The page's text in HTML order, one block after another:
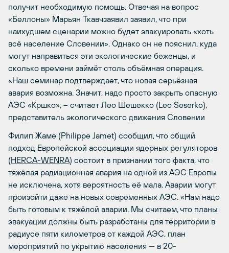
получит необходимую помощь. Отвечая на вопрос
«Беллоны» Марьян Ткавчзаявил заявил, что при
наихудшем сценарии можно будет эвакуировать «хоть
всё население Словении». Однако он не пояснил, куда
могут направиться эти экологические беженцы, и
сколько времени займёт столь объёмная операция.
«Наш семинар подтверждает, что новая серьёзная
авария возможна. Значит, надо просто закрыть опасную
АЭС «Кршко», – считает Лео Шешекко (Leo Seserko),
представитель экологического движения Словении
Филип Жаме (Philippe Jamet) сообщил, что общий
подход Европейской ассоциации ядерных регуляторов
(HERCA-WENRA) состоит в признании того факта, что
тяжёлая радиационная авария на одной из АЭС Европы
не исключена, хотя вероятность её мала. Аварии могут
произойти даже на новых современных АЭС. «Нам надо
быть готовым к тяжёлой аварии. Мы считаем, что планы
эвакуации должны быть разработаны для территории в
радиусе пяти километров от каждой АЭС, план
мероприятий по укрытию населения — в 20-